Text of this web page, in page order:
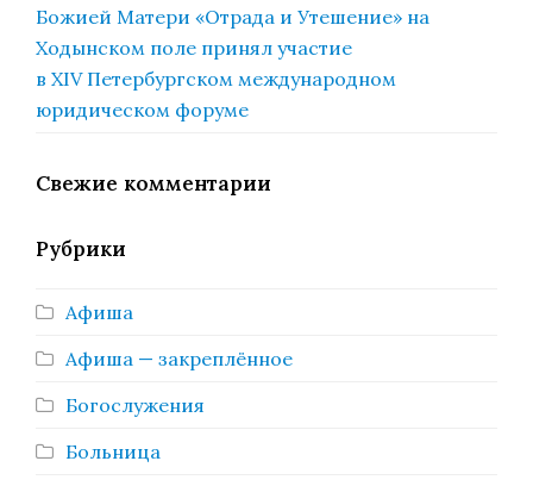
Божией Матери «Отрада и Утешение» на
Ходынском поле принял участие
в XIV Петербургском международном
юридическом форуме
Свежие комментарии
Рубрики
Афиша
Афиша — закреплённое
Богослужения
Больница